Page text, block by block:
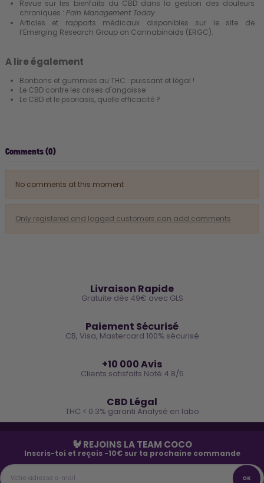
Revue sur les bienfaits du CBD dans la gestion des douleurs
chroniques : Pain Management Today.
Articles et rapports médicaux disponibles sur le site de
l’Emerging Research Group on Cannabinoids (ERGC).
A lire également
Bonbons et gummies au THC : puissant et légal !
Le CBD contre les crises d'angoisse
Le CBD et le psoriasis, quelle efficacité ?
Comments (0)
No comments at this moment
Only registered and logged customers can add comments
Livraison Rapide
Gratuite dès 49€ avec GLS
Paiement Sécurisé
CB, Visa, Mastercard 100% sécurisé
+10 000 Avis
Clients satisfaits Noté 4.8/5
CBD Légal
THC < 0.3% garanti Analysé en labo
🐓 REJOINS LA TEAM COCO
Inscris-toi et reçois -10€ sur ta prochaine commande